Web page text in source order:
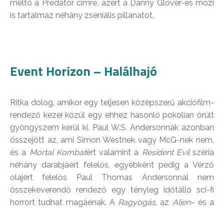
méltó a Predator címre, azért a Danny Glover-es mozi
is tartalmaz néhány zseniális pillanatot.
Event Horizon – Halálhajó
Ritka dolog, amikor egy teljesen középszerű akciófilm-
rendező kezei közül egy ehhez hasonló pokolian őrült
gyöngyszem kerül ki. Paul W.S. Andersonnak azonban
összejött az, ami Simon Westnek vagy McG-nek nem,
és a Mortal Kombatért valamint a Resident Evilszéria
néhány darabjáért felelős, egyébként pedig a Vérző
olajért felelős Paul Thomas Andersonnal nem
összekeverendő rendező egy tényleg időtálló sci-fi
horrort tudhat magáénak. A Ragyogás, az Alien– és a